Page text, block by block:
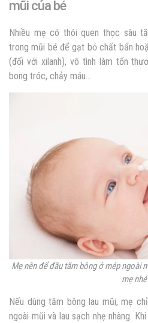
mũi của bé
Nhiều mẹ có thói quen thọc sâu
trong mũi bé để gạt bỏ chất bẩn
(đối với xilanh), vô tình làm tổn
bong tróc, chảy máu…
Mẹ nên để đầu tăm bông ở mép ngoài
mẹ nhé
Nếu dùng tăm bông lau mũi, mẹ
ngoài mũi và lau sạch nhẹ nhàng.